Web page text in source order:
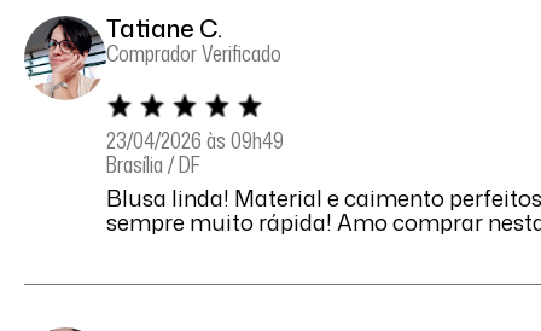
Tatiane C.
Comprador Verificado
23/04/2026 às 09h49
Brasília / DF
Blusa linda! Material e caimento
sempre muito rápida! Amo comprar